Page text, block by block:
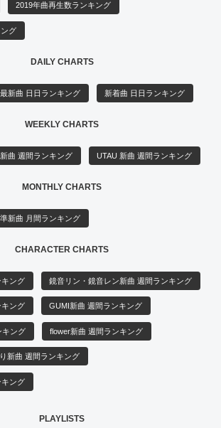
2019年曲再生数ランキング
グ
DAILY CHARTS
最新曲 日日ランキング 新着曲 日日ランキング
WEEKLY CHARTS
新曲 週間ランキング UTAU 新曲 週間ランキング
MONTHLY CHARTS
準新曲 月間ランキング
CHARACTER CHARTS
ング 鏡音リン・鏡音レン新曲 週間ランキング
ング GUMI新曲 週間ランキング
キング flower新曲 週間ランキング
新曲 週間ランキング
ング
PLAYLISTS